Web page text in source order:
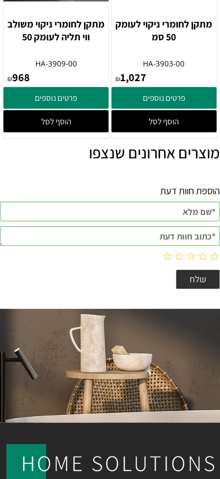
מתקן לחומרי ניקוי לעומק
50 סמ
HA-3903-00
₪1,027
פרטים נוספים
הוסף לסל
מתקן לחומרי ניקוי משולב
ווי תליה לעומק 50
HA-3909-00
₪968
פרטים נוספים
הוסף לסל
מוצרים אחרונים שנצפו
הוספת חוות דעת